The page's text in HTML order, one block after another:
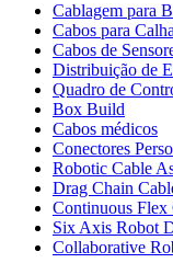
Cablagem para
Cabos para
Cabos de
Distribuição de
Quadro de
Box Build
Cabos médicos
Conectores
Robotic Cable
Drag Chain
Continuous Flex
Six Axis Robot
Collaborative